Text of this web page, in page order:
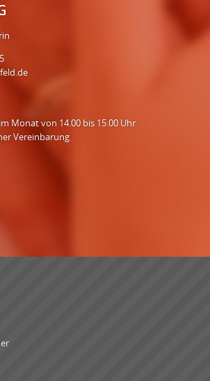
Monat von 14.00 bis 15.00 Uhr
Vereinbarung